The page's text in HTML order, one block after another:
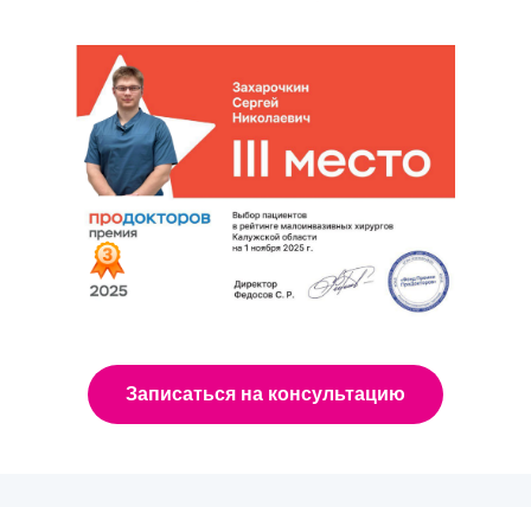
Записаться на консультацию